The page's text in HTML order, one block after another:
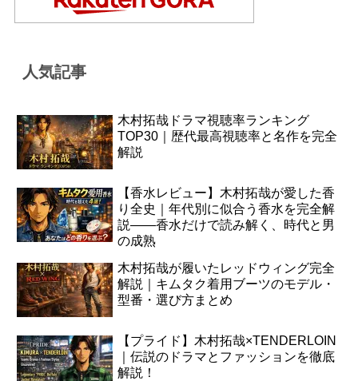
人気記事
木村拓哉ドラマ視聴率ランキング
TOP30｜歴代最高視聴率と名作を完全
解説
【香水レビュー】木村拓哉が愛した香
り全史｜年代別に似合う香水を完全解
説――香水だけで読み解く、時代と男
の成熟
木村拓哉が履いたレッドウィング完全
解説｜キムタク着用ブーツのモデル・
型番・選び方まとめ
【プライド】木村拓哉×TENDERLOIN
｜伝説のドラマとファッションを徹底
解説！